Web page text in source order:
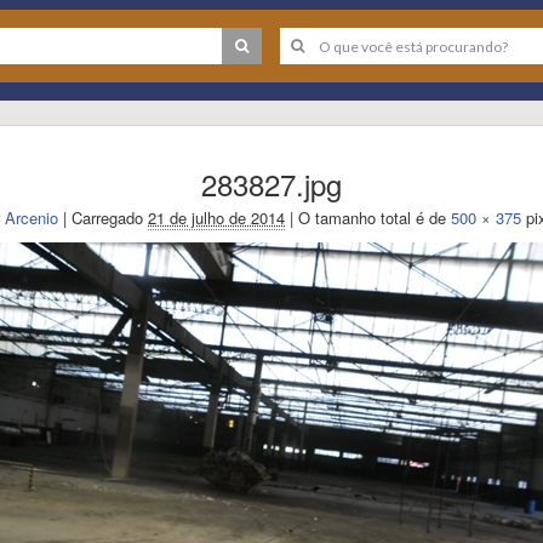
283827.jpg
Arcenio | Carregado 21 de julho de 2014 | O tamanho total é de 500 × 375